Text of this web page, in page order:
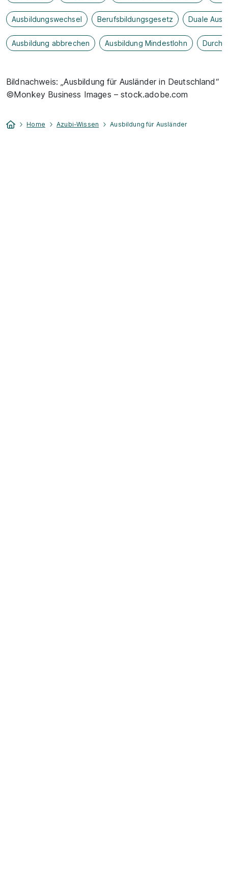
Ausbildungswechsel Berufsbildungsgesetz Duale
Ausbildung abbrechen Ausbildung Mindestlohn
Bildnachweis: „Ausbildung für Ausländer in Deutschland“
©Monkey Business Images – stock.adobe.com
Home Azubi-Wissen Ausbildung für Ausländer